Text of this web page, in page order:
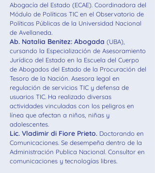
Abogacía del Estado (ECAE). Coordinadora del
Módulo de Políticas TIC en el Observatorio de
Políticas Públicas de la Universidad Nacional
de Avellaneda.
Ab. Natalia Benitez: Abogada (UBA),
cursando la Especialización de Asesoramiento
Jurídico del Estado en la Escuela del Cuerpo
de Abogados del Estado de la Procuración del
Tesoro de la Nación. Asesora legal en
regulación de servicios TIC y defensa de
usuarios TIC. Ha realizado diversas
actividades vinculadas con los peligros en
línea que afectan a niños, niñas y
adolescentes.
Lic. Vladimir di Fiore Prieto. Doctorando en
Comunicaciones. Se desempeña dentro de la
Administración Publica Nacional. Consultor en
comunicaciones y tecnologías libres.